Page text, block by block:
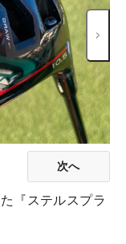
次へ
『ステルスプラ